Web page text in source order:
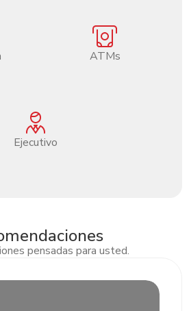
ATMs
Ejecutivo
pensadas para usted.